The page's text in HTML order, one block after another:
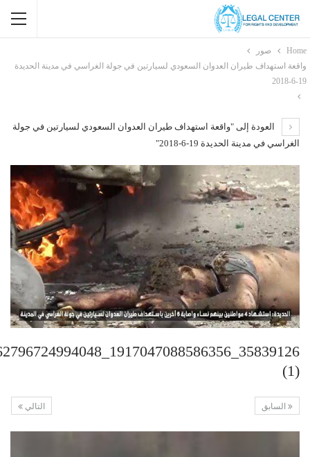
Home
صور
واقعة استهداف طيران العدوان السعودي لسيارتين في جولة الغراسي في مدينة الحديدة
19-6-2018
العودة إلى "واقعة استهداف طيران العدوان السعودي لسيارتين في جولة
الغراسي في مدينة الحديدة 19-6-2018"
(1)
التالي السابق